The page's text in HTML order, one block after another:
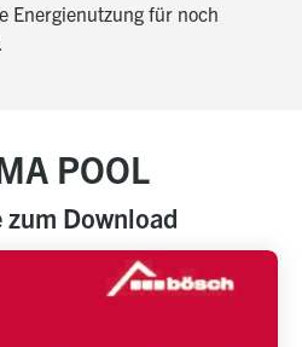
Energienutzung für noch
POOL
Download